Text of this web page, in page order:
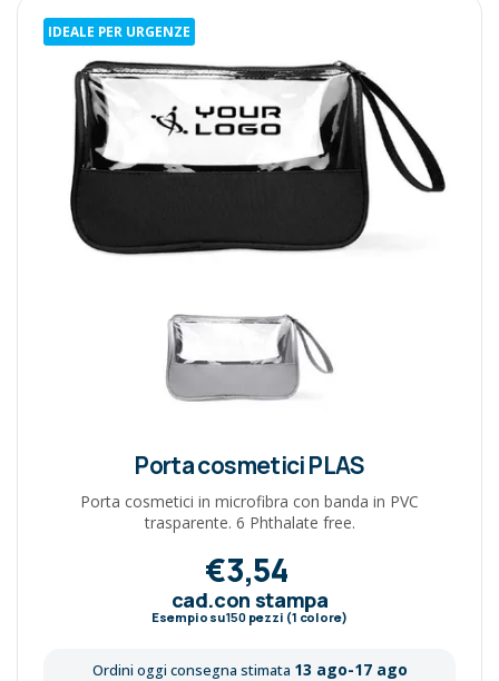
IDEALE PER URGENZE
Porta cosmetici PLAS
Porta cosmetici in microfibra con banda in PVC
trasparente. 6 Phthalate free.
€3,54
cad.con stampa
Esempio su150pezzi (1 colore)
Ordini oggi consegna stimata 13 ago-17 ago